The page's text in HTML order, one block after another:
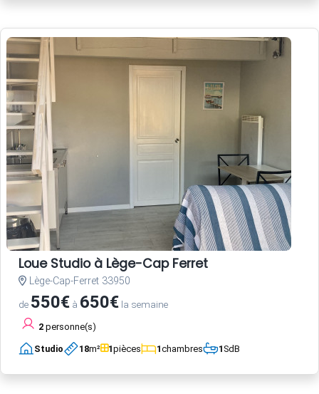
Loue Studio à Lège-Cap Ferret
Lège-Cap-Ferret 33950
de 550€ à 650€ la semaine
2 personne(s)
Studio 18m² 1pièces 1chambres 1SdB